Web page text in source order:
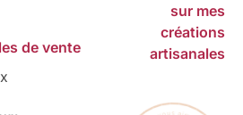
de vente
sur mes
créations
artisanales